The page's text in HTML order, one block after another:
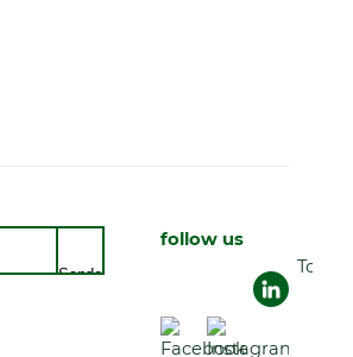
Senden
follow us
Top